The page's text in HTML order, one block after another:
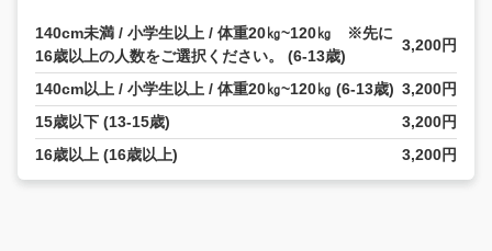
140cm未満 / 小学生以上 / 体重20㎏~120㎏ ※先に
16歳以上の人数をご選択ください。 (6-13歳)
3,200円
140cm以上 / 小学生以上 / 体重20㎏~120㎏ (6-13歳) 3,200円
15歳以下 (13-15歳)
3,200円
16歳以上 (16歳以上)
3,200円